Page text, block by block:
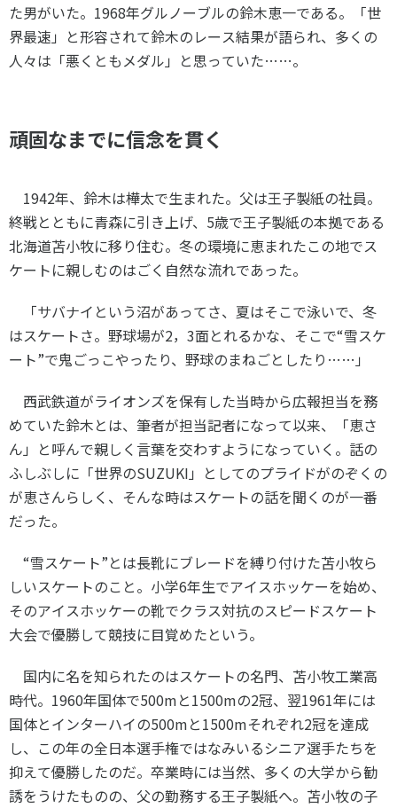
た男がいた。 1968年グルノーブルの鈴木恵一である。「世
界最速」と形容されて鈴木のレース結果が語られ、多くの
人々は「悪くともメダル」と思っていた……。
頑固なまでに信念を貫く
1942年、鈴木は樺太で生まれた。父は王子製紙の社員。
終戦とともに青森に引き上げ、 5歳で王子製紙の本拠である
北海道苫小牧に移り住む。冬の環境に恵まれたこの地でス
ケートに親しむのはごく自然な流れであった。
「サバナイという沼があってさ、夏はそこで泳いで、冬
はスケートさ。野球場が2， 3面とれるかな、そこで“雪スケ
ート”で鬼ごっこやったり、野球のまねごとしたり……」
西武鉄道がライオンズを保有した当時から広報担当を務
めていた鈴木とは、筆者が担当記者になって以来、「恵さ
ん」と呼んで親しく言葉を交わすようになっていく。話の
ふしぶしに「世界のSUZUKI 」としてのプライドがのぞくの
が恵さんらしく、そんな時はスケートの話を聞くのが一番
だった。
“雪スケート”とは長靴にブレードを縛り付けた苫小牧ら
しいスケートのこと。小学6年生でアイスホッケーを始め、
そのアイスホッケーの靴でクラス対抗のスピードスケート
大会で優勝して競技に目覚めたという。
国内に名を知られたのはスケートの名門、苫小牧工業高
時代。 1960年国体で500mと1500mの2冠、翌1961年には
国体とインターハイの500mと1500mそれぞれ2冠を達成
し、この年の全日本選手権ではなみいるシニア選手たちを
抑えて優勝したのだ。卒業時には当然、多くの大学から勧
誘をうけたものの、父の勤務する王子製紙へ。苫小牧の子